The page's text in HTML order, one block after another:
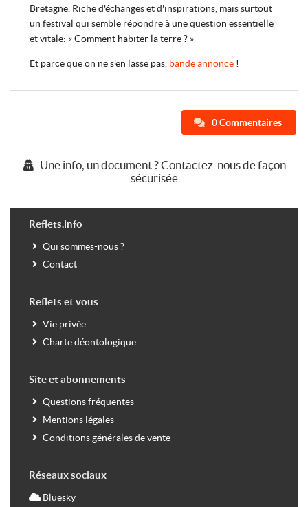
Bretagne. Riche d'échanges et d'inspirations, mais surtout
un festival qui semble répondre à une question essentielle
et vitale: « Comment habiter la terre ? »
Et parce que on ne s'en lasse pas, bande annonce !
0 Commentaires
Une info, un document ? Contactez-nous de façon
sécurisée
Reflets.info
Qui sommes-nous ?
Contact
Reflets et vous
Vie privée
Charte déontologique
Site et abonnements
Questions fréquentes
Mentions légales
Conditions générales de vente
Réseaux sociaux
Bluesky